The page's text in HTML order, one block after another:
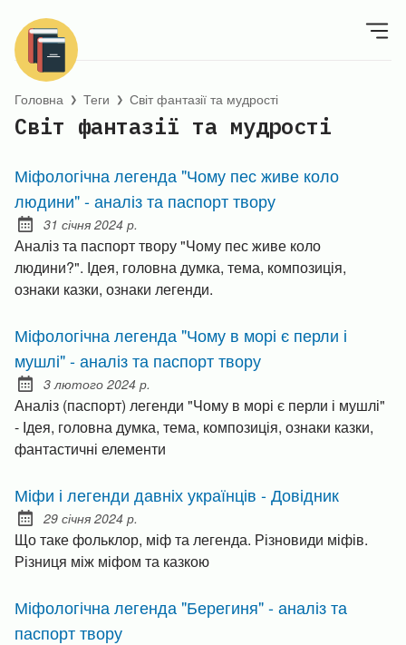
Головна ❯ Теги ❯ Світ фантазії та мудрості
Світ фантазії та мудрості
Міфологічна легенда "Чому пес живе коло
людини" - аналіз та паспорт твору
Posted on:
31 січня 2024 р.
Аналіз та паспорт твору "Чому пес живе коло
людини?". Ідея, головна думка, тема, композиція,
ознаки казки, ознаки легенди.
Міфологічна легенда "Чому в морі є перли і
мушлі" - аналіз та паспорт твору
Posted on:
3 лютого 2024 р.
Аналіз (паспорт) легенди "Чому в морі є перли і мушлі"
- Ідея, головна думка, тема, композиція, ознаки казки,
фантастичні елементи
Міфи і легенди давніх українців - Довідник
Posted on:
29 січня 2024 р.
Що таке фольклор, міф та легенда. Різновиди міфів.
Різниця між міфом та казкою
Міфологічна легенда "Берегиня" - аналіз та
паспорт твору